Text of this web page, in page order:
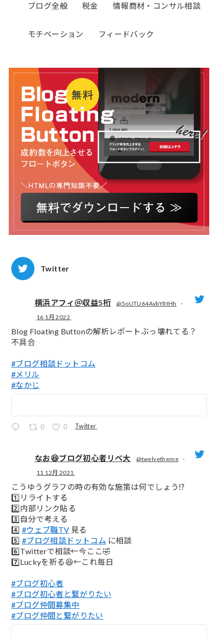
ブログ全般 税金 情報商材・コンサル相談
モチベーション フィードバック
Twitter
横浜アフィ＠収益5桁 @5oUTU64AvbYRtHh
·
16 1月 2022
Blog Floating Buttonの解析レポートぶっ壊れてる？
不具合
#ブログ相談ドットコム
#メリル
#なかじ
0 0 Twitter
なお😆ブログ初心者リベ大 @twelvetheme
·
11 12月 2021
こうゆうグラフの時の有効な施策は何でしょう⁉️
1️⃣リライトする
2️⃣内部リンク貼る
3️⃣自分で考える
4️⃣ #ウェブ職TV 見る
5️⃣ #ブログ相談ドットコム に相談
6️⃣Twitterで相談←今ここ🤣
7️⃣Luckyを祈る😆←これ毎日
#ブログ初心者
#ブログ初心者と繋がりたい
#ブログ仲間募集中
#ブログ仲間と繋がりたい